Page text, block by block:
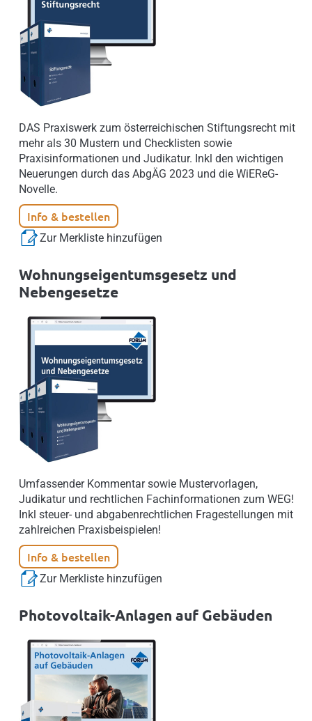
DAS Praxiswerk zum österreichischen Stiftungsrecht mit
mehr als 30 Mustern und Checklisten sowie
Praxisinformationen und Judikatur. Inkl den wichtigen
Neuerungen durch das AbgÄG 2023 und die WiEReG-
Novelle.
Info & bestellen
Zur Merkliste hinzufügen
Wohnungseigentumsgesetz und
Nebengesetze
Umfassender Kommentar sowie Mustervorlagen,
Judikatur und rechtlichen Fachinformationen zum WEG!
Inkl steuer- und abgabenrechtlichen Fragestellungen mit
zahlreichen Praxisbeispielen!
Info & bestellen
Zur Merkliste hinzufügen
Photovoltaik-Anlagen auf Gebäuden